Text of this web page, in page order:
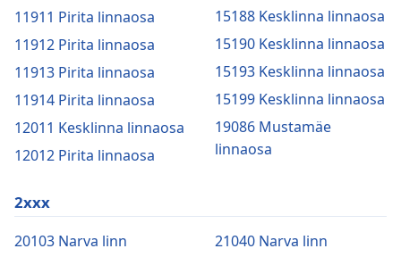
11911 Pirita linnaosa
11912 Pirita linnaosa
11913 Pirita linnaosa
11914 Pirita linnaosa
12011 Kesklinna linnaosa
12012 Pirita linnaosa
15188 Kesklinna linnaosa
15190 Kesklinna linnaosa
15193 Kesklinna linnaosa
15199 Kesklinna linnaosa
19086 Mustamäe
linnaosa
2xxx
20103 Narva linn
21040 Narva linn